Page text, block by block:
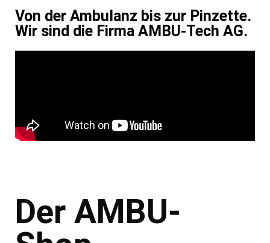
Von der Ambulanz bis zur Pinzette.
Wir sind die Firma AMBU-Tech AG.
Der AMBU-